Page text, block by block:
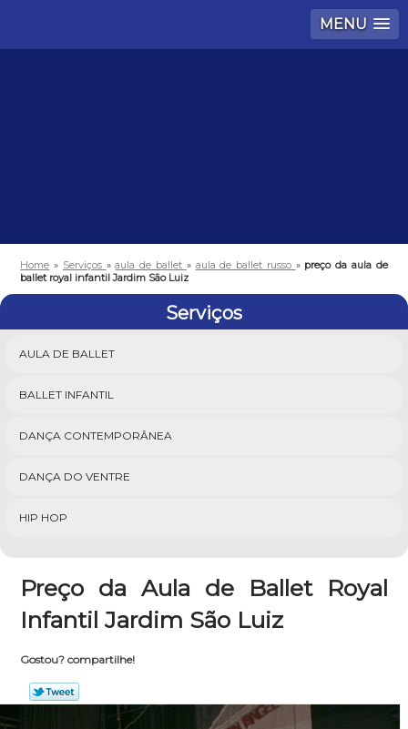
MENU
Home » Serviços »aula de ballet » aula de ballet russo » preço da aula de
ballet royal infantil Jardim São Luiz
Serviços
AULA DE BALLET
BALLET INFANTIL
DANÇA CONTEMPORÂNEA
DANÇA DO VENTRE
HIP HOP
Preço da Aula de Ballet Royal
Infantil Jardim São Luiz
Gostou? compartilhe!